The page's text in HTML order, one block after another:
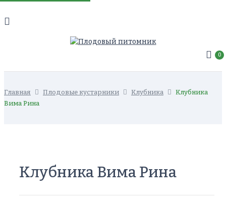
0
Главная Плодовые кустарники Клубника
Клубника
Вима Рина
Клубника Вима Рина